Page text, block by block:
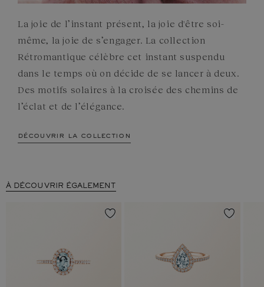
La joie de l’instant présent, la joie d'être soi-
même, la joie de s’engager. La collection
Rétromantique célèbre cet instant suspendu
dans le temps où on décide de se lancer à deux.
Des motifs solaires à la croisée des chemins de
l’éclat et de l’élégance.
découvrir la collection
À DÉCOUVRIR ÉGALEMENT